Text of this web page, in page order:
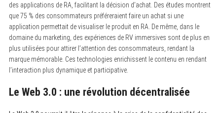
des applications de RA, facilitant la décision d’achat. Des études montrent
que 75 % des consommateurs préféreraient faire un achat si une
application permettait de visualiser le produit en RA. De même, dans le
domaine du marketing, des expériences de RV immersives sont de plus en
plus utilisées pour attirer l’attention des consommateurs, rendant la
marque mémorable. Ces technologies enrichissent le contenu en rendant
l’interaction plus dynamique et participative.
Le Web 3.0 : une révolution décentralisée